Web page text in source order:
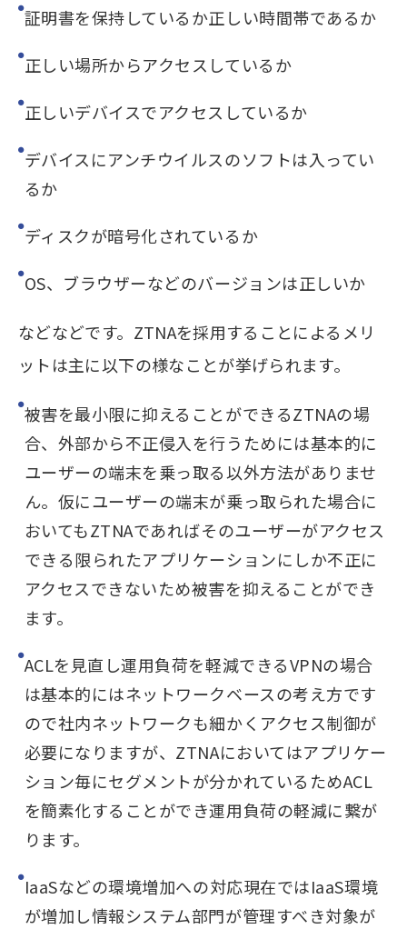
証明書を保持しているか正しい時間帯であるか
正しい場所からアクセスしているか
正しいデバイスでアクセスしているか
デバイスにアンチウイルスのソフトは入ってい
るか
ディスクが暗号化されているか
OS、ブラウザーなどのバージョンは正しいか
などなどです。ZTNAを採用することによるメリ
ットは主に以下の様なことが挙げられます。
被害を最小限に抑えることができるZTNAの場
合、外部から不正侵入を行うためには基本的に
ユーザーの端末を乗っ取る以外方法がありませ
ん。仮にユーザーの端末が乗っ取られた場合に
おいてもZTNAであればそのユーザーがアクセス
できる限られたアプリケーションにしか不正に
アクセスできないため被害を抑えることができ
ます。
ACLを見直し運用負荷を軽減できるVPNの場合
は基本的にはネットワークベースの考え方です
ので社内ネットワークも細かくアクセス制御が
必要になりますが、ZTNAにおいてはアプリケー
ション毎にセグメントが分かれているためACL
を簡素化することができ運用負荷の軽減に繋が
ります。
IaaSなどの環境増加への対応現在ではIaaS環境
が増加し情報システム部門が管理すべき対象が